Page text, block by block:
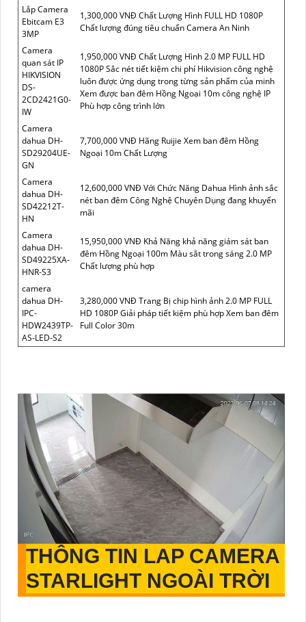
Lắp Camera
Ebitcam E3
3MP
1,300,000 VNĐ Chất Lượng Hình FULL HD 1080P
Chất lượng đúng tiêu chuẩn Camera An Ninh
Camera
quan sát IP
HIKVISION
DS-
2CD2421G0-
IW
1,950,000 VNĐ Chất Lượng Hình 2.0 MP FULL HD
1080P Sắc nét tiết kiệm chi phí Hikvision công nghệ
luôn được ứng dụng trong từng sản phẩm của minh
Xem được ban đêm Hồng Ngoại 10m công nghệ IP
Phù hợp công trình lớn
Camera
dahua DH-
SD29204UE-
GN
7,700,000 VNĐ Hãng Ruijie Xem ban đêm Hồng
Ngoại 10m Chất Lượng
Camera
dahua DH-
SD42212T-
HN
12,600,000 VNĐ Với Chức Năng Dahua Hình ảnh sắc
nét ban đêm Công Nghệ Chuyên Dụng đang khuyến
mãi
Camera
dahua DH-
SD49225XA-
HNR-S3
15,950,000 VNĐ Khả Năng khả năng giám sát ban
đêm Hồng Ngoại 100m Màu sắt trong sáng 2.0 MP
Chất lượng phù hợp
camera
dahua DH-
IPC-
HDW2439TP-
AS-LED-S2
3,280,000 VNĐ Trang Bị chip hình ảnh 2.0 MP FULL
HD 1080P Giải pháp tiết kiệm phù hợp Xem ban đêm
Full Color 30m
THÔNG TIN LAP CAMERA
STARLIGHT NGOÀI TRỜI